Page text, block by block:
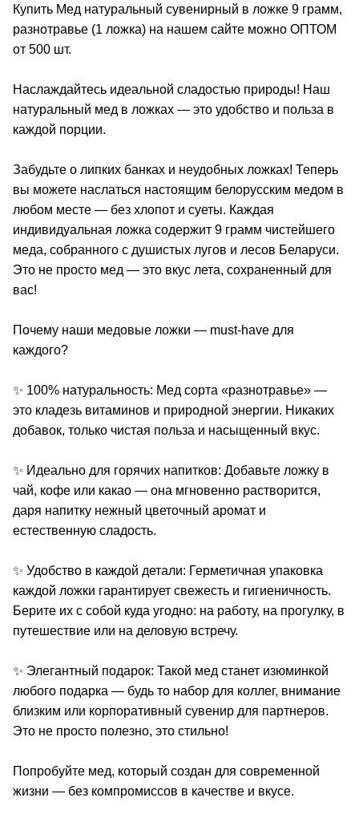
Купить Мед натуральный сувенирный в ложке 9 грамм,
разнотравье (1 ложка) на нашем сайте можно ОПТОМ
от 500 шт.
Наслаждайтесь идеальной сладостью природы! Наш
натуральный мед в ложках — это удобство и польза в
каждой порции.
Забудьте о липких банках и неудобных ложках! Теперь
вы можете наслаться настоящим белорусским медом в
любом месте — без хлопот и суеты. Каждая
индивидуальная ложка содержит 9 грамм чистейшего
меда, собранного с душистых лугов и лесов Беларуси.
Это не просто мед — это вкус лета, сохраненный для
вас!
Почему наши медовые ложки — must-have для
каждого?
✨ 100% натуральность: Мед сорта «разнотравье» —
это кладезь витаминов и природной энергии. Никаких
добавок, только чистая польза и насыщенный вкус.
✨ Идеально для горячих напитков: Добавьте ложку в
чай, кофе или какао — она мгновенно растворится,
даря напитку нежный цветочный аромат и
естественную сладость.
✨ Удобство в каждой детали: Герметичная упаковка
каждой ложки гарантирует свежесть и гигиеничность.
Берите их с собой куда угодно: на работу, на прогулку, в
путешествие или на деловую встречу.
✨ Элегантный подарок: Такой мед станет изюминкой
любого подарка — будь то набор для коллег, внимание
близким или корпоративный сувенир для партнеров.
Это не просто полезно, это стильно!
Попробуйте мед, который создан для современной
жизни — без компромиссов в качестве и вкусе.